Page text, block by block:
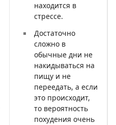
находится в
стрессе.
Достаточно
сложно в
обычные дни не
накидываться на
пищу и не
переедать, а если
это происходит,
то вероятность
похудения очень